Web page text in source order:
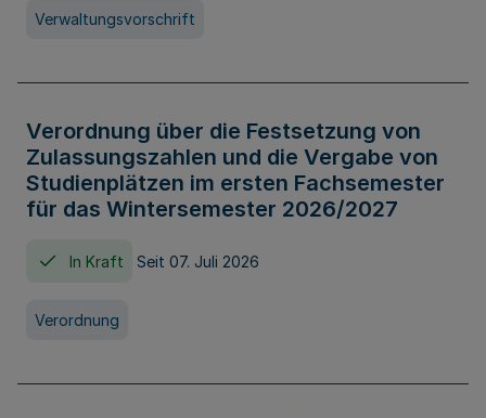
Verwaltungsvorschrift
Verordnung über die Festsetzung von
Zulassungszahlen und die Vergabe von
Studienplätzen im ersten Fachsemester
für das Wintersemester 2026/2027
In Kraft Seit 07. Juli 2026
Verordnung